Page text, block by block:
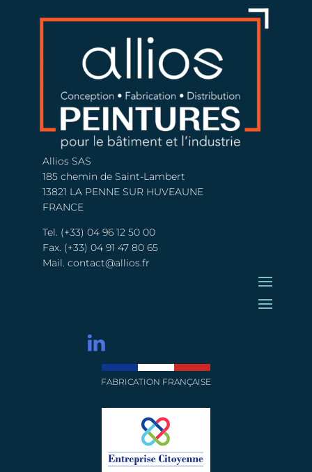
Allios SAS
185 chemin de Saint-Lambert
13821 LA PENNE SUR HUVEAUNE
FRANCE
Tel. (+33) 04 96 12 50 00
Fax. (+33) 04 91 47 80 65
Mail. contact@allios.fr
FABRICATION FRANÇAISE